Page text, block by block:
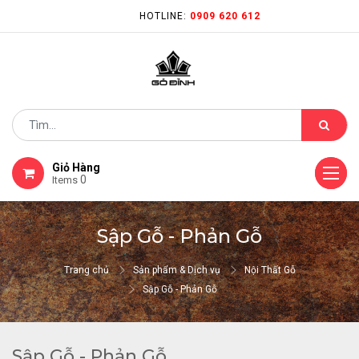
HOTLINE: 0909 620 612
Giỏ Hàng
Items 0
Sập Gỗ - Phản Gỗ
Trang chủ Sản phẩm & Dịch vụ
Nội Thất Gỗ
Sập Gỗ - Phản Gỗ